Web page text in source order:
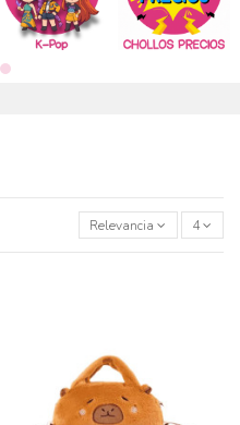
Relevancia 4